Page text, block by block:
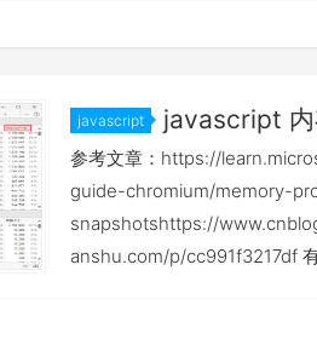
javascript javascript 内
参考文章：https://
guide-chromium/memory-
snapshotshttps://
anshu.com/p/cc991f3217df